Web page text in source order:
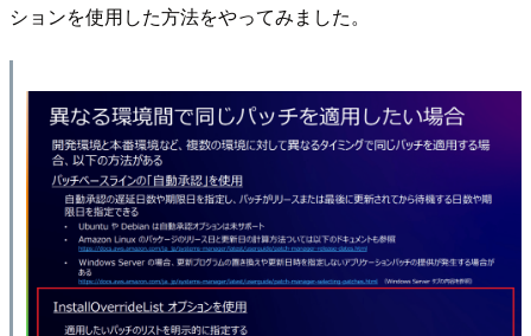
ションを使⽤した方法をやってみました。